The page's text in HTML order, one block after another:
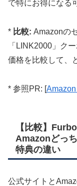
で特にお得になる
* 比較: Amazonの
「LINK2000」ク
価格を比較して、
* 参照PR: [
【比較】
Amazonどっ
特典の違い
公式サイトと